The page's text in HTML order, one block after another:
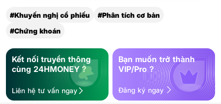
#Khuyến nghị cổ phiếu
#Phân tích cơ bản
#Chứng khoán
Kết nối truyền thông
cùng 24HMONEY ?
Liên hệ tư vấn ngay
Bạn muốn trở thành
VIP/Pro ?
Đăng ký ngay